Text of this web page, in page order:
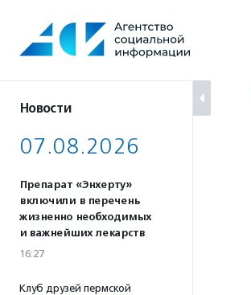
содержанию
Новости
07.08.2026
Препарат «Энхерту»
включили в перечень
жизненно необходимых
и важнейших лекарств
16:27
Клуб друзей пермской